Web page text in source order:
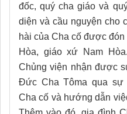
đốc, quý cha giáo và
diện và cầu nguyện cho
hài của Cha cố được
Hòa, giáo xứ Nam
Chủng viện nhận được
Đức Cha Tôma qua sự
Cha cố và hướng dẫn